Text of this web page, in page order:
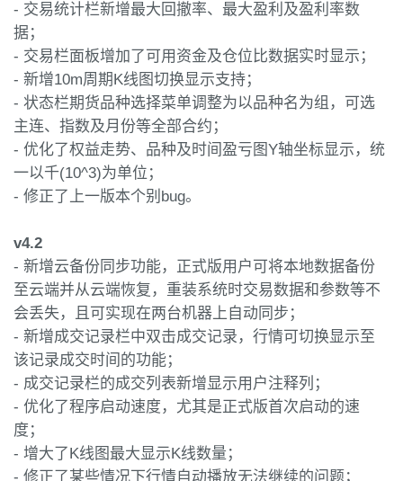
- 交易统计栏新增最大回撤率、最大盈利及盈利率数
据；
- 交易栏面板增加了可用资金及仓位比数据实时显示；
- 新增10m周期K线图切换显示支持；
- 状态栏期货品种选择菜单调整为以品种名为组，可选
主连、指数及月份等全部合约；
- 优化了权益走势、品种及时间盈亏图Y轴坐标显示，统
一以千(10^3)为单位；
- 修正了上一版本个别bug。
v4.2
- 新增云备份同步功能，正式版用户可将本地数据备份
至云端并从云端恢复，重装系统时交易数据和参数等不
会丢失，且可实现在两台机器上自动同步；
- 新增成交记录栏中双击成交记录，行情可切换显示至
该记录成交时间的功能；
- 成交记录栏的成交列表新增显示用户注释列；
- 优化了程序启动速度，尤其是正式版首次启动的速
度；
- 增大了K线图最大显示K线数量；
- 修正了某些情况下行情自动播放无法继续的问题；